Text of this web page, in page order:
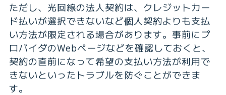
ただし、光回線の法人契約は、クレジットカー
ド払いが選択できないなど個人契約よりも支払
い方法が限定される場合があります。事前にプ
ロバイダのWebページなどを確認しておくと、
契約の直前になって希望の支払い方法が利用で
きないといったトラブルを防ぐことができま
す。